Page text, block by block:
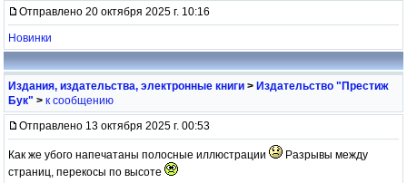
Отправлено 20 октября 2025 г. 10:16
Новинки
Издания, издательства, электронные книги > Издательство "Престиж
Бук" > к сообщению
Отправлено 13 октября 2025 г. 00:53
Как же убого напечатаны полосные иллюстрации
Разрывы между
страниц, перекосы по высоте